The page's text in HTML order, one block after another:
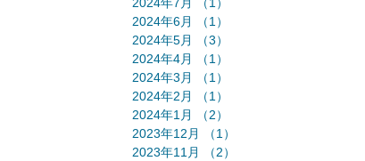
2024年6月
（1）
2024年5月
（3）
2024年4月
（1）
2024年3月
（1）
2024年2月
（1）
2024年1月
（2）
2023年12月
（1）
2023年11月
（2）